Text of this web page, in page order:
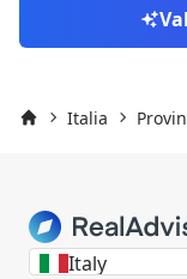
Italia
Italy